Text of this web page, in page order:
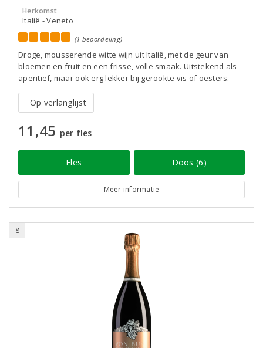
Herkomst
Italië - Veneto
(1 beoordeling)
Droge, mousserende witte wijn uit Italië, met de geur van
bloemen en fruit en een frisse, volle smaak. Uitstekend als
aperitief, maar ook erg lekker bij gerookte vis of oesters.
Op verlanglijst
11,45 per fles
Fles Doos (6)
Meer informatie
8